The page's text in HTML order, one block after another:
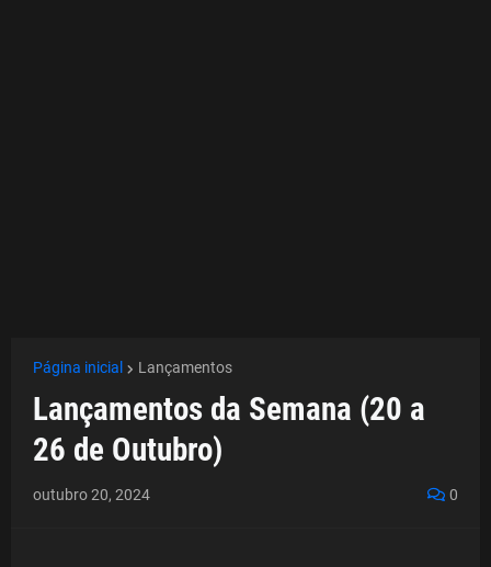
Página inicial Lançamentos
Lançamentos da Semana (20 a
26 de Outubro)
outubro 20, 2024 0